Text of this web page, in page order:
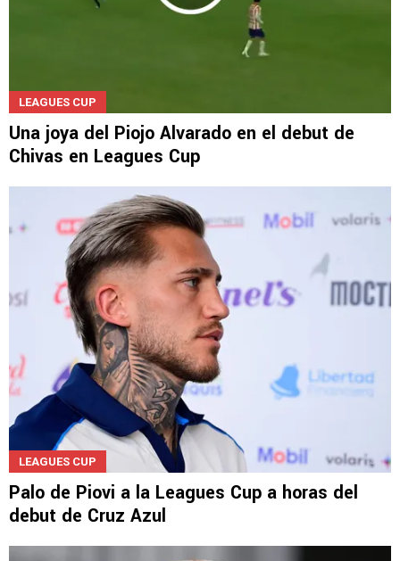
LEAGUES CUP
Una joya del Piojo Alvarado en el debut de
Chivas en Leagues Cup
LEAGUES CUP
Palo de Piovi a la Leagues Cup a horas del
debut de Cruz Azul